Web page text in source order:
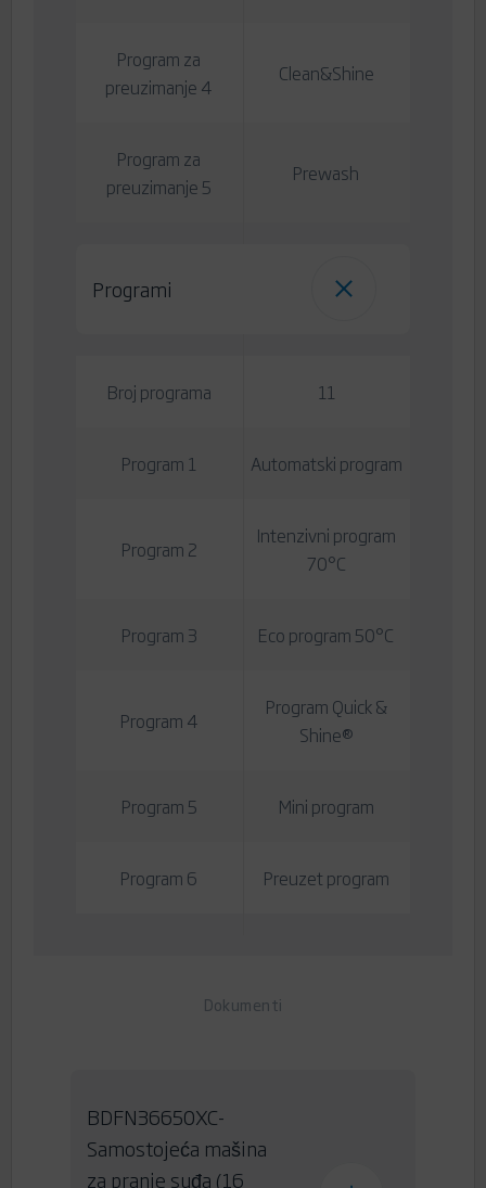
Program za
preuzimanje 4
Clean&Shine
Program za
preuzimanje 5
Prewash
Programi
Broj programa 11
Program 1 Automatski program
Program 2
Intenzivni program
70°C
Program 3 Eco program 50°C
Program 4
Program Quick &
Shine®
Program 5 Mini program
Program 6 Preuzet program
Dokumenti
BDFN36650XC-
Samostojeća mašina
za pranje suđa (16